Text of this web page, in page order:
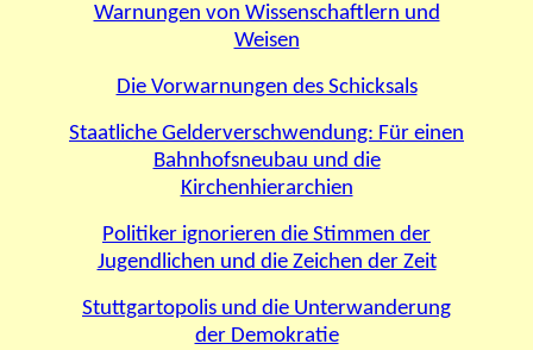
Warnungen von Wissenschaftlern und
Weisen
Die Vorwarnungen des Schicksals
Staatliche Gelderverschwendung: Für einen
Bahnhofsneubau und die
Kirchenhierarchien
Politiker ignorieren die Stimmen der
Jugendlichen und die Zeichen der Zeit
Stuttgartopolis und die Unterwanderung
der Demokratie